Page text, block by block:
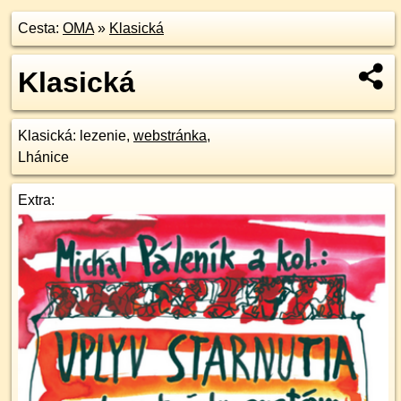
Cesta: OMA» Klasická
Klasická
Klasická: lezenie, webstránka,
Lhánice
Extra: